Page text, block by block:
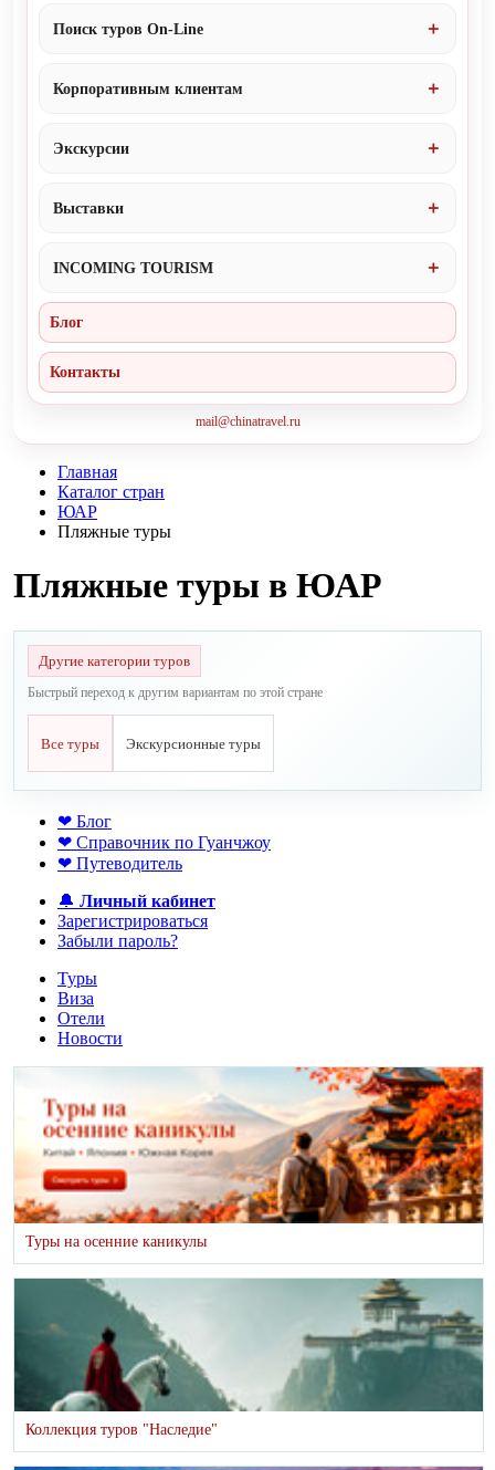
Поиск туров On-Line
Корпоративным клиентам
Экскурсии
Выставки
INCOMING TOURISM
Блог
Контакты
mail@chinatravel.ru
Главная
Каталог стран
ЮАР
Пляжные туры
Пляжные туры в ЮАР
Другие категории туров
Быстрый переход к другим вариантам по этой стране
Все туры Экскурсионные туры
❤ Блог
❤ Справочник по Гуанчжоу
❤ Путеводитель
🔔 Личный кабинет
Зарегистрироваться
Забыли пароль?
Туры
Виза
Отели
Новости
Туры на осенние каникулы
Коллекция туров "Наследие"